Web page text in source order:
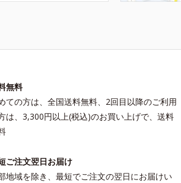
無料
ての方は、全国送料無料、2回目以降のご利用
は、3,300円以上(税込)のお買い上げで、送料
ご注文翌日お届け
地域を除き、最短でご注文の翌日にお届けい